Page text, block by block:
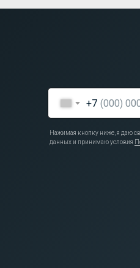
+7
Нажимая кнопку ниже, я даю
данных и принимаю условия